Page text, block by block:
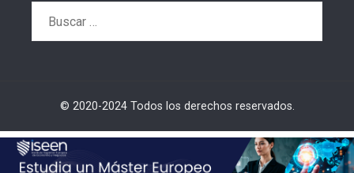
© 2020-2024 Todos los derechos reservados.